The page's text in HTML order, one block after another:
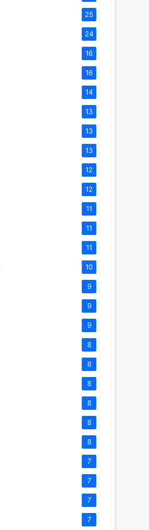
25
24
16
16
14
13
13
13
12
12
11
11
11
10
9
9
9
8
8
8
8
8
8
7
7
7
7